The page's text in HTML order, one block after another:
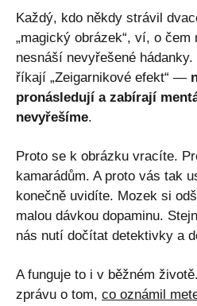
Každý, kdo někdy strávil
„magický obrázek“, ví, o
nesnáší nevyřešené
říkají „Zeigarnikové efekt“ —
pronásledují a zabírají
nevyřešíme.
Proto se k obrázku vracíte.
kamarádům. A proto vás tak
konečně uvidíte. Mozek si
malou dávkou dopaminu.
nás nutí dočítat detektivky a
A funguje to i v běžném
zprávu o tom, co oznámil